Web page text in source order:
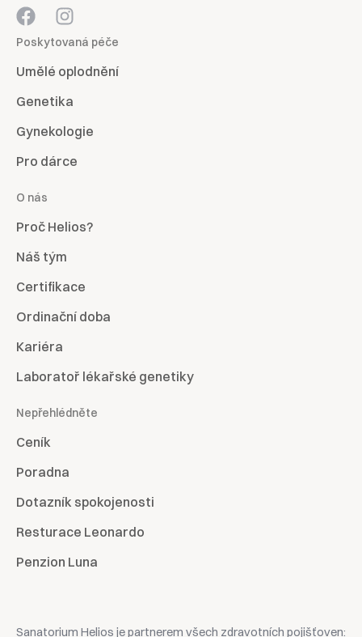
Poskytovaná péče
Umělé oplodnění
Genetika
Gynekologie
Pro dárce
O nás
Proč Helios?
Náš tým
Certifikace
Ordinační doba
Kariéra
Laboratoř lékařské genetiky
Nepřehlédněte
Ceník
Poradna
Dotazník spokojenosti
Resturace Leonardo
Penzion Luna
Sanatorium Helios je partnerem všech zdravotních pojišťoven: